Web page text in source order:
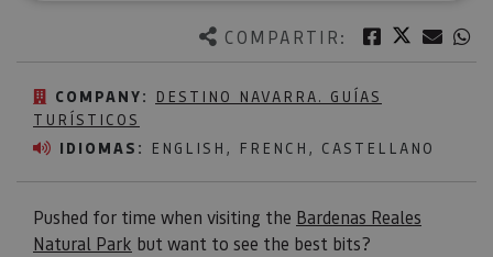
COMPARTIR: Facebook
Twitter
COMPANY:
DESTINO NAVARRA. GUÍAS
TURÍSTICOS
IDIOMAS: ENGLISH, FRENCH, CASTELLANO
Pushed for time when visiting the Bardenas Reales
Natural Park but want to see the best bits?